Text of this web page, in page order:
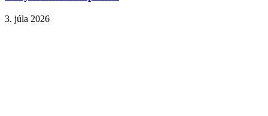
3. júla 2026